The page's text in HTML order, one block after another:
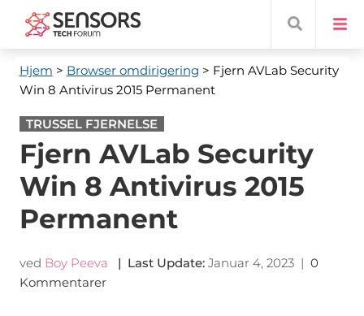
Hjem > Browser omdirigering > Fjern AVLab Security
Win 8 Antivirus 2015 Permanent
TRUSSEL FJERNELSE
Fjern AVLab Security
Win 8 Antivirus 2015
Permanent
ved Boy Peeva | Last Update: Januar 4, 2023| 0
Kommentarer